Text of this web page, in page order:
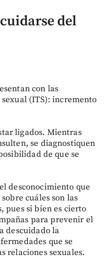
del
con las
(ITS): incremento
ligados. Mientras
se diagnostiquen
de que se
desconocimiento que
cuáles son las
pues si bien es cierto
para prevenir el
descuidado la
que se
relaciones sexuales.